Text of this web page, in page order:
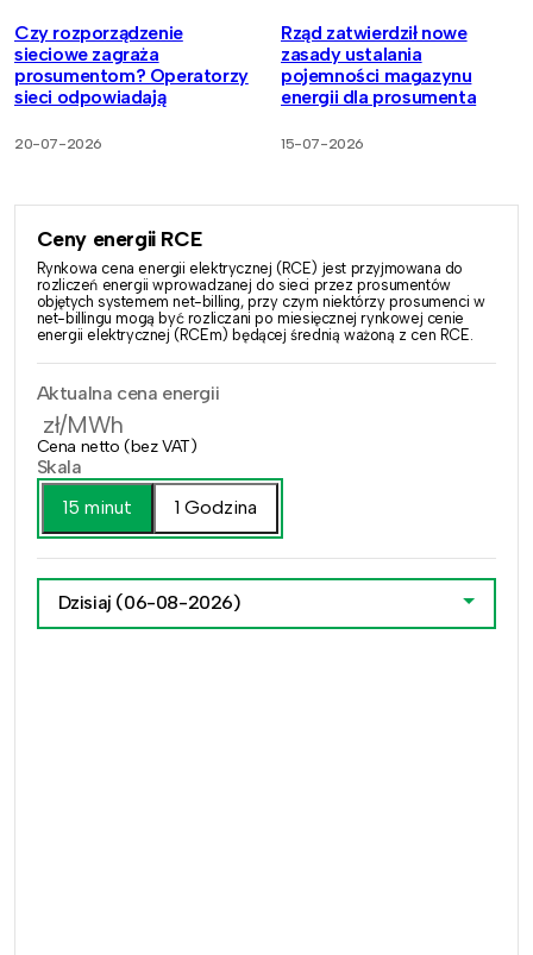
Czy rozporządzenie
sieciowe zagraża
prosumentom? Operatorzy
sieci odpowiadają
20-07-2026
Rząd zatwierdził nowe
zasady ustalania
pojemności magazynu
energii dla prosumenta
15-07-2026
Ceny energii RCE
Rynkowa cena energii elektrycznej (RCE) jest przyjmowana do
rozliczeń energii wprowadzanej do sieci przez prosumentów
objętych systemem net-billing, przy czym niektórzy prosumenci w
net-billingu mogą być rozliczani po miesięcznej rynkowej cenie
energii elektrycznej (RCEm) będącej średnią ważoną z cen RCE.
Aktualna cena energii
zł/MWh
Cena netto (bez VAT)
Skala
15 minut
1 Godzina
Dzisiaj (06-08-2026)